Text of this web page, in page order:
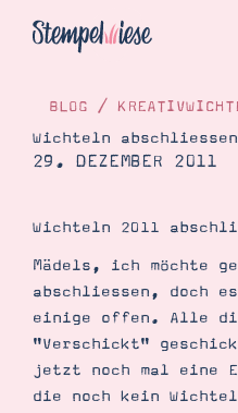
Katalog
Bestellen
Kontakt
BLOG /
Wichteln abschliessen
29. DEZEMBER 2011
Wichteln 2011
Mädels, ich möchte
abschliessen, doch
einige offen. Alle
"Verschickt"
jetzt noch mal eine
die noch kein